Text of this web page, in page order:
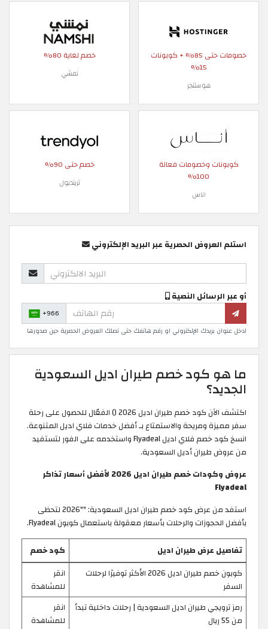
خصومات حتى 85% + كوبونات
15%
هوستنجر
خصم لغاية 80%
نمشي
كوبونات وخصومات فعالة
100%
اناس
خصم حتى 90%
ترينديول
استلم العروض الحصرية عبر البريد الإلكتروني
أو عبر الرسائل النصية
+966
ادخل عنوان بريدك الإلكتروني او رقم هاتفك حتى تصلك العروض الحصرية حين صدورها
ما هو كود خصم طيران اديل السعودية
الجديد؟
اكتشف الآن كود خصم طيران اديل 2026 (
) الفعّال للحصول على رحلة
سفر مميزة ومريحة والاستمتاع بـ أفضل خدمات فلاي اديل المتنوعة.
انسخ كود خصم فلاي اديل Flyadeal واستخدمه على الفور لتستفيد
من عروض طيران أديل السعودية. ​
عروض وكودات خصم طيران اديل 2026 لأفضل أسعار تذاكر
Flyadeal
استفد من عرض كود خصم طيران اديل السعودية: ""2026 لتحظى
بأفضل الحجوزات والرحلات بأسعار معقولة باستعمال كوبون Flyadeal.
تفاصيل عرض طيران اديل
كود خصم
كوبون خصم طيران اديل 2026 الأكثر توفيرًا لرحلات
السفر
انقر
للمشاهدة
رمز ترويجي طيران اديل السعودية | رحلات داخلية تبدأ
من 55 ريال
انقر
للمشاهدة